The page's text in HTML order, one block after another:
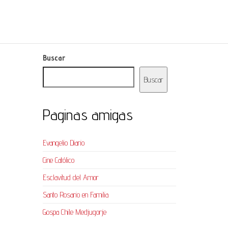
Buscar
Buscar
Paginas amigas
Evangelio Diario
Cine Católico
Esclavitud del Amor
Santo Rosario en Familia
Gospa Chile Medjugorje